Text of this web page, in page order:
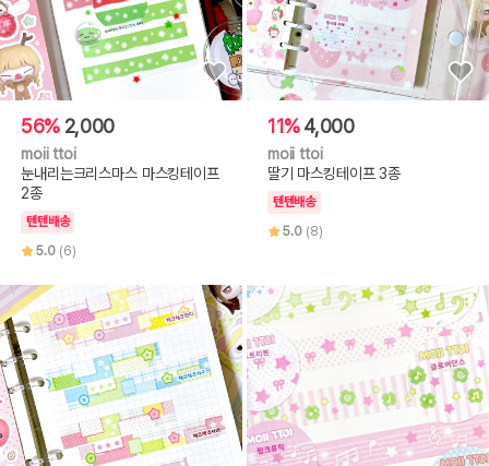
56% 2,000
moii ttoi
눈내리는크리스마스 마스킹테이프
2종
텐텐배송
5.0 (6)
11%4,000
moii ttoi
딸기 마스킹테이프 3종
텐텐배송
5.0 (8)